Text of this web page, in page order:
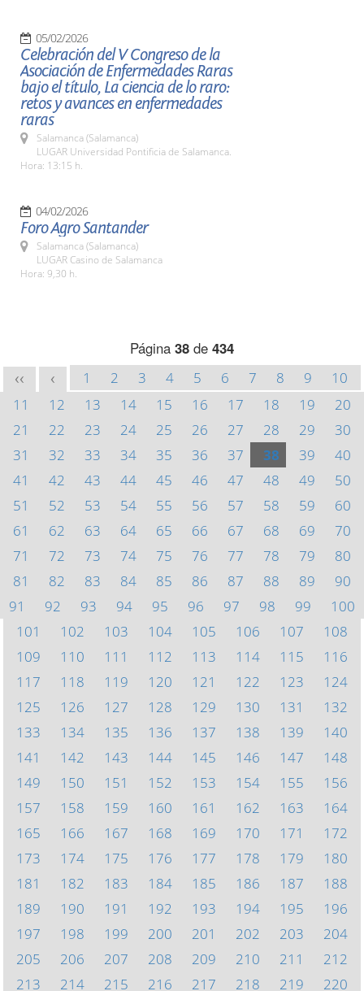
05/02/2026
Celebración del V Congreso de la
Asociación de Enfermedades Raras
bajo el título, La ciencia de lo raro:
retos y avances en enfermedades
raras
Salamanca (Salamanca)
LUGAR Universidad Pontificia de Salamanca.
Hora: 13:15 h.
04/02/2026
Foro Agro Santander
Salamanca (Salamanca)
LUGAR Casino de Salamanca
Hora: 9,30 h.
Página 38 de 434
<< < 1 2 3 4 5 6 7 8 9
10
11
12 13 14 15 16 17 18 19
20
21
22 23 24 25 26 27 28 29
30
31
32 33 34 35 36 37 38 39
40
41
42 43 44 45 46 47 48 49
50
51
52 53 54 55 56 57 58 59
60
61
62 63 64 65 66 67 68 69
70
71
72 73 74 75 76 77 78 79
80
81
82 83 84 85 86 87 88 89
90
91
92 93 94 95 96 97 98 99
100
101
102 103 104 105 106 107
108
109
110 111 112 113 114 115
116
117
118 119 120 121 122 123
124
125
126 127 128 129 130 131
132
133
134 135 136 137 138 139
140
141
142 143 144 145 146 147
148
149
150 151 152 153 154 155
156
157
158 159 160 161 162 163
164
165
166 167 168 169 170 171
172
173
174 175 176 177 178 179
180
181
182 183 184 185 186 187
188
189
190 191 192 193 194 195
196
197
198 199 200 201 202 203
204
205
206 207 208 209 210 211
212
213
214 215 216 217 218 219 220